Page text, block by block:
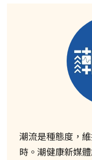
潮流是種態度，
時。潮健康新媒